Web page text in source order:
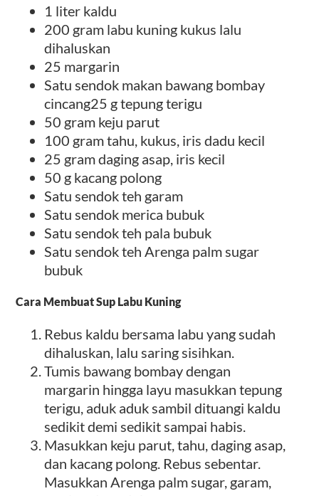
1 liter kaldu
200 gram labu kuning kukus lalu
dihaluskan
25 margarin
Satu sendok makan bawang bombay
cincang25 g tepung terigu
50 gram keju parut
100 gram tahu, kukus, iris dadu kecil
25 gram daging asap, iris kecil
50 g kacang polong
Satu sendok teh garam
Satu sendok merica bubuk
Satu sendok teh pala bubuk
Satu sendok teh Arenga palm sugar
bubuk
Cara Membuat Sup Labu Kuning
Rebus kaldu bersama labu yang sudah
dihaluskan, lalu saring sisihkan.
Tumis bawang bombay dengan
margarin hingga layu masukkan tepung
terigu, aduk aduk sambil dituangi kaldu
sedikit demi sedikit sampai habis.
Masukkan keju parut, tahu, daging asap,
dan kacang polong. Rebus sebentar.
Masukkan Arenga palm sugar, garam,